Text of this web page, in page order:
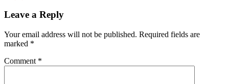
Leave a Reply
Your email address will not be published. Required fields are
marked *
Comment *